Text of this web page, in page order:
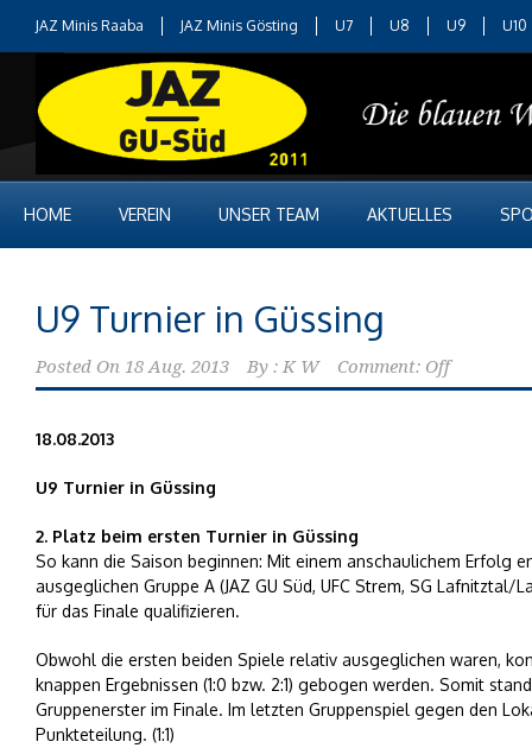
JAZ Minis Raaba JAZ Minis Gösting U7 U8 U9 U10
HOME VEREIN UNSER TEAM AKTUELLES
U9 Turnier in Güssing
Posted On 18 Aug. 2013 By : K W Comment: Off
18.08.2013
U9 Turnier in Güssing
2. Platz beim ersten Turnier in Güssing
So kann die Saison beginnen: Mit einem anschaulichem Erfolg
ausgeglichen Gruppe A (JAZ GU Süd, UFC Strem, SG
für das Finale qualifizieren.
Obwohl die ersten beiden Spiele relativ ausgeglichen waren,
knappen Ergebnissen (1:0 bzw. 2:1) gebogen werden. Somit
Gruppenerster im Finale. Im letzten Gruppenspiel gegen den
Punkteteilung. (1:1)